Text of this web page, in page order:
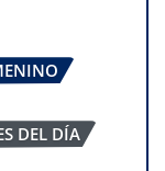
DEL DÍA